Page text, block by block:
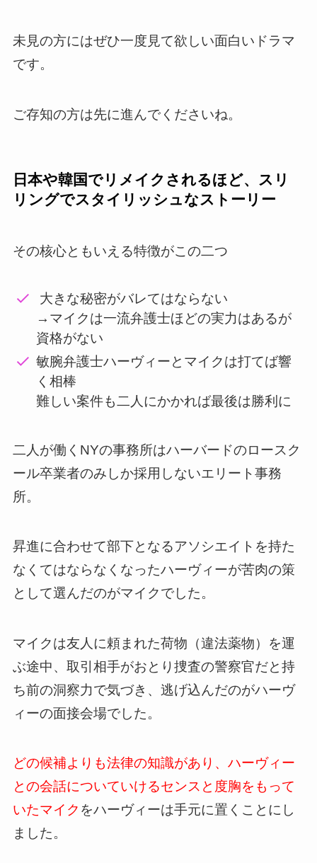
未見の方にはぜひ一度見て欲しい面白いドラマ
です。
ご存知の方は先に進んでくださいね。
日本や韓国でリメイクされるほど、スリ
リングでスタイリッシュなストーリー
その核心ともいえる特徴がこの二つ
大きな秘密がバレてはならない
→マイクは一流弁護士ほどの実力はあるが
資格がない
敏腕弁護士ハーヴィーとマイクは打てば響
く相棒
難しい案件も二人にかかれば最後は勝利に
二人が働くNYの事務所はハーバードのロースク
ール卒業者のみしか採用しないエリート事務
所。
昇進に合わせて部下となるアソシエイトを持た
なくてはならなくなったハーヴィーが苦肉の策
として選んだのがマイクでした。
マイクは友人に頼まれた荷物（違法薬物）を運
ぶ途中、取引相手がおとり捜査の警察官だと持
ち前の洞察力で気づき、逃げ込んだのがハーヴ
ィーの面接会場でした。
どの候補よりも法律の知識があり、ハーヴィー
との会話についていけるセンスと度胸をもって
いたマイク をハーヴィーは手元に置くことにし
ました。